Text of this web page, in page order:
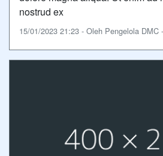
nostrud ex
15/01/2023 21:23 - Oleh Pengelola DMC